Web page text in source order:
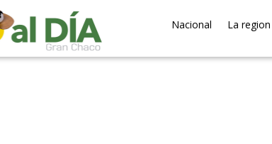
Nacional La region